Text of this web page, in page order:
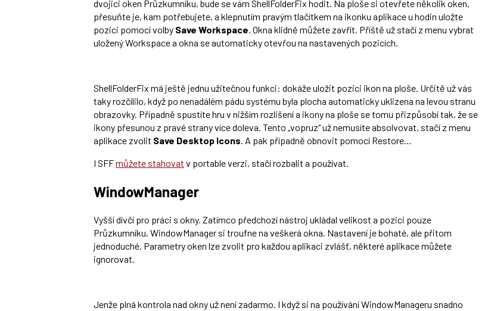
dvojici oken Průzkumníku, bude se vám ShellFolderFix hodit. Na ploše si otevřete několik oken,
přesuňte je, kam potřebujete, a klepnutím pravým tlačítkem na ikonku aplikace u hodin uložte
pozici pomocí volby Save Workspace . Okna klidně můžete zavřít. Příště už stačí z menu vybrat
uložený Workspace a okna se automaticky otevřou na nastavených pozicích.
ShellFolderFix má ještě jednu užitečnou funkci: dokáže uložit pozici ikon na ploše. Určitě už vás
taky rozčílilo, když po nenadálém pádu systému byla plocha automaticky uklizena na levou stranu
obrazovky. Případně spustíte hru v nižším rozlišení a ikony na ploše se tomu přizpůsobí tak, že se
ikony přesunou z pravé strany více doleva. Tento „vopruz“ už nemusíte absolvovat, stačí z menu
aplikace zvolit Save Desktop Icons . A pak případně obnovit pomocí Restore…
I SFFmůžete stahovat v portable verzi, stačí rozbalit a používat.
WindowManager
Vyšší dívčí pro práci s okny. Zatímco předchozí nástroj ukládal velikost a pozici pouze
Průzkumníku, WindowManager si troufne na veškerá okna. Nastavení je bohaté, ale přitom
jednoduché. Parametry oken lze zvolit pro každou aplikaci zvlášť, některé aplikace můžete
ignorovat.
Jenže plná kontrola nad okny už není zadarmo. I když si na používání WindowManageru snadno